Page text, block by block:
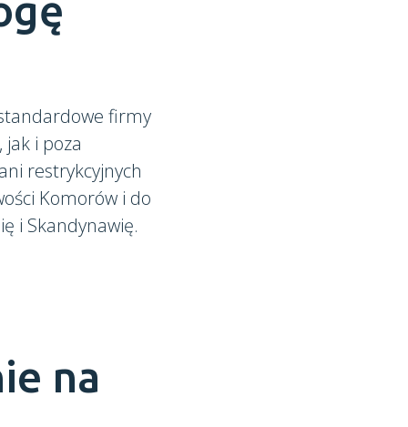
firmy
jak i poza
restrykcyjnych
Komorów i do
i Skandynawię.
na